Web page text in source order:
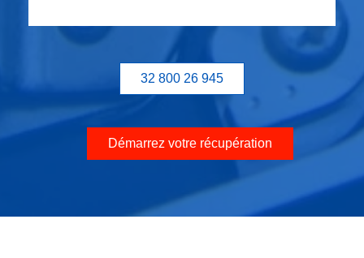
32 800 26 945
Démarrez votre récupération